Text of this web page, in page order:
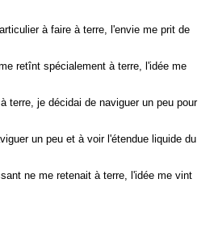
à faire à terre, l'envie me prit de
retînt spécialement à terre, l'idée me
je décidai de naviguer un peu pour
un peu et à voir l'étendue liquide du
ne me retenait à terre, l'idée me vint